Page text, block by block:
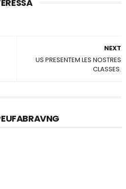
NEXT
US PRESENTEM LES NOSTRES
CLASSES.